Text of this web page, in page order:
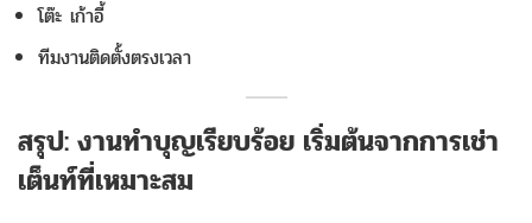
โต๊ะ เก้าอี้
ทีมงานติดตั้งตรงเวลา
สรุป: งานทำบุญเรียบร้อย เริ่มต้นจากการเช่า
เต็นท์ที่เหมาะสม